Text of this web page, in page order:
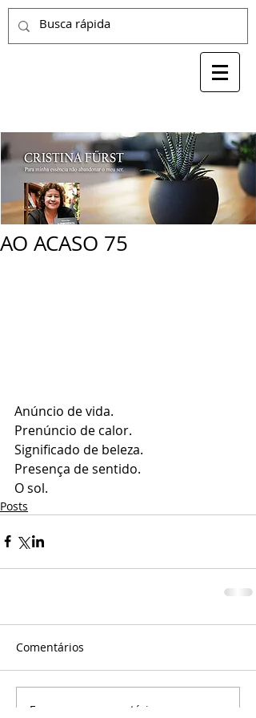
AO ACASO 75
Anúncio de vida.
Prenúncio de calor.
Significado de beleza.
Presença de sentido.
O sol.
Posts
Comentários
Escreva um comentário